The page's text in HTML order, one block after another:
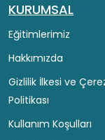
KURUMSAL
Eğitimlerimiz
Hakkımızda
Gizlilik İlkesi ve
Politikası
Kullanım Koşulları